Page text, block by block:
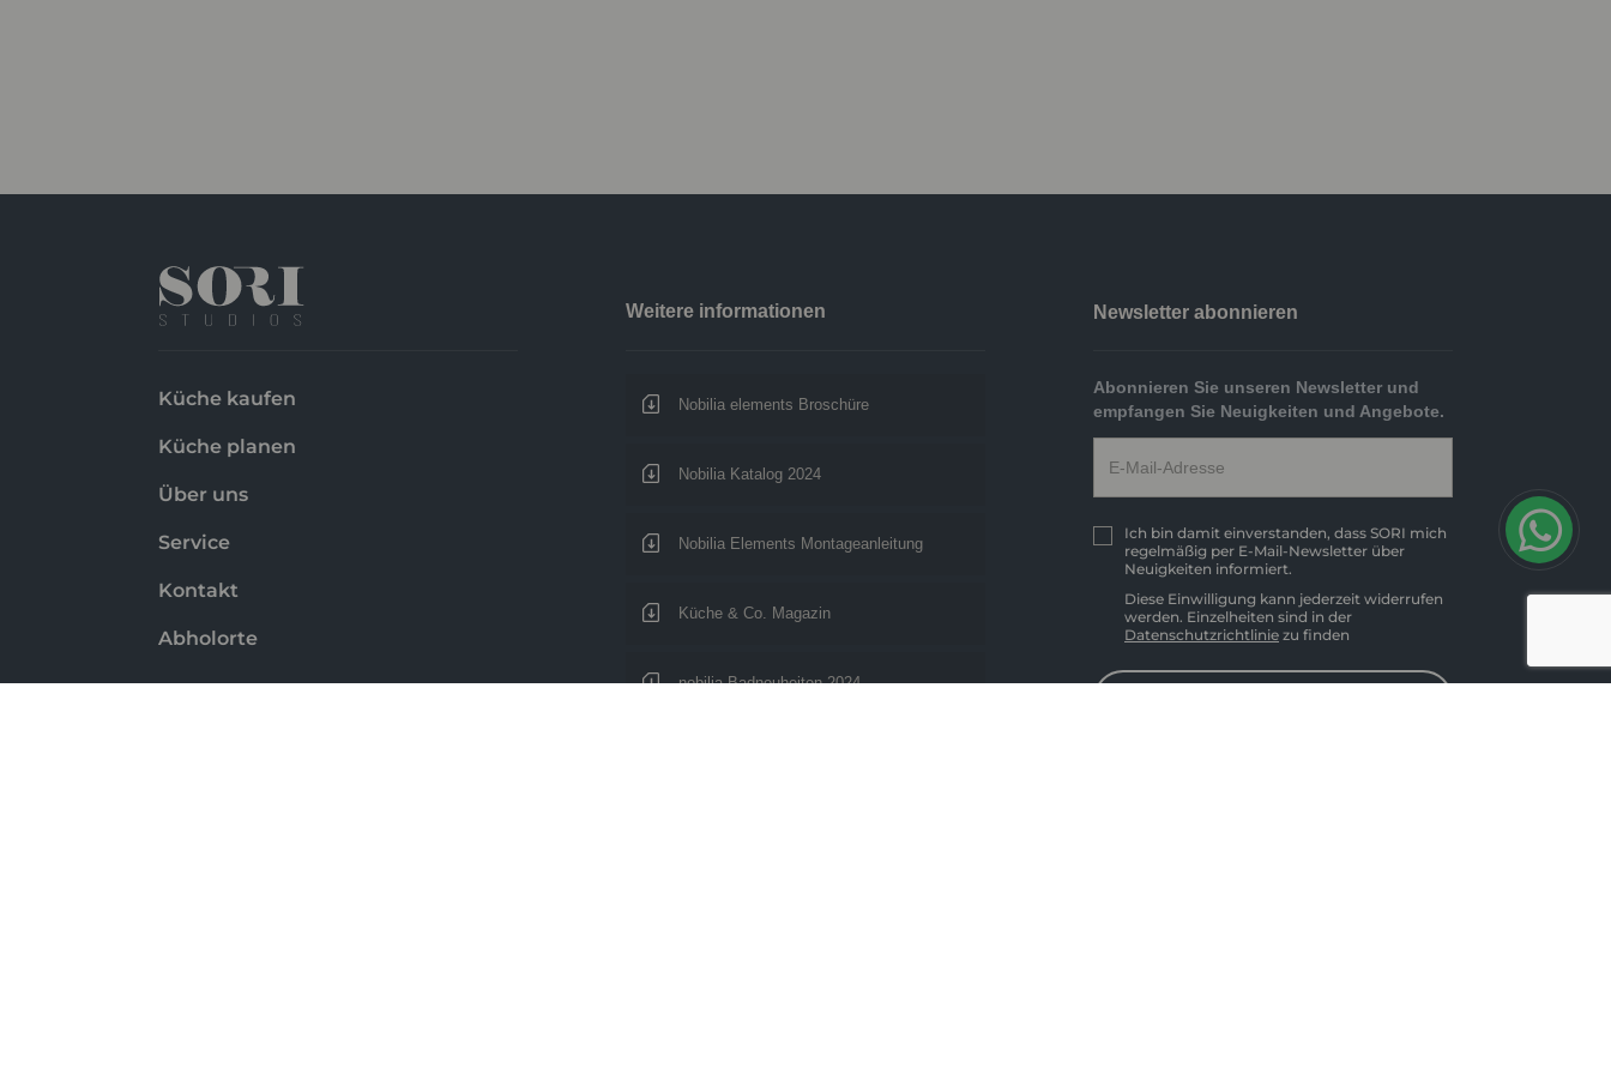
Küche kaufen
Küche planen
Über uns
Service
Kontakt
Abholorte
Weitere informationen
Nobilia elements Broschüre
Nobilia Katalog 2024
Nobilia Elements Montageanleitung
Küche & Co. Magazin
nobilia Badneuheiten 2024
Newsletter abonnieren
Abonnieren Sie unseren Newsletter und
empfangen Sie Neuigkeiten und Angebote.
Ich bin damit einverstanden, dass SORI mich
regelmäßig per E-Mail-Newsletter über
Neuigkeiten informiert.
Diese Einwilligung kann jederzeit widerrufen
werden. Einzelheiten sind in der
Datenschutzrichtlinie zu finden